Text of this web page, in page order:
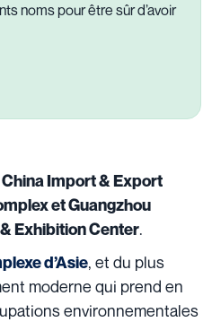
noms pour être sûr d’avoir
China Import & Export
et Guangzhou
Exhibition Center.
d’Asie, et du plus
moderne qui prend en
environnementales